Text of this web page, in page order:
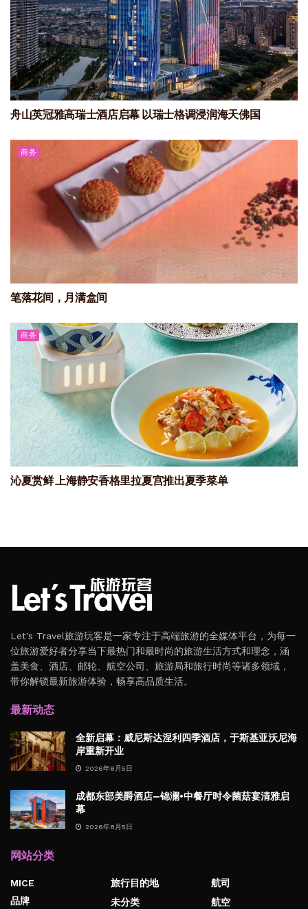
舟山英冠雅高瑞士酒店启幕 以瑞士格调浸润海天佛国
商务
笔落花间，月满盒间
商务
沁夏赏鲜 上海静安香格里拉夏宫推出夏季菜单
Let's Travel旅游玩客是一家专注于高端旅游的全媒体平台，为每一
位旅游爱好者分享当下最热门和最时尚的旅游生活方式和理念，涵
盖美食、酒店、邮轮、航空公司、旅游局和旅行时尚等诸多领域，
带你解锁最新旅游体验，畅享高品质生活。
最新动态
全新启幕：威尼斯达涅利四季酒店，于斯基亚沃尼海
岸重新开业
2026年8月5日
成都东部美爵酒店—锦澜·中餐厅时令菌菇宴清雅启
幕
2026年8月5日
网站分类
MICE
品牌
旅行目的地
未分类
航司
航空